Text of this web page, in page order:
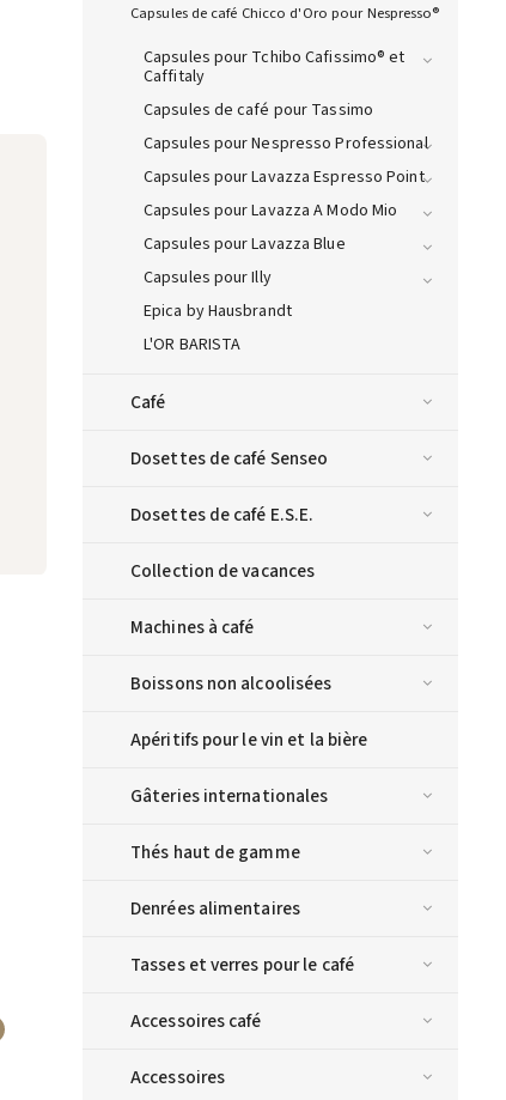
Capsules de café Chicco d'Oro pour Nespresso®
Capsules pour Tchibo Cafissimo® et
Caffitaly
Capsules de café pour Tassimo
Capsules pour Nespresso Professional
Capsules pour Lavazza Espresso Point
Capsules pour Lavazza A Modo Mio
Capsules pour Lavazza Blue
Capsules pour Illy
Epica by Hausbrandt
L'OR BARISTA
Café
Dosettes de café Senseo
Dosettes de café E.S.E.
Collection de vacances
Machines à café
Boissons non alcoolisées
Apéritifs pour le vin et la bière
Gâteries internationales
Thés haut de gamme
Denrées alimentaires
Tasses et verres pour le café
Accessoires café
Accessoires
Nespresso® Italfoods
Nespresso® Italfoods